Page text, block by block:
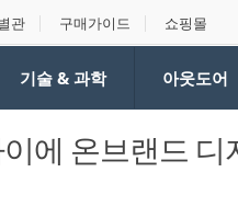
관 구매가이드 쇼핑몰
기술 & 과학 아웃도어
에 온브랜드